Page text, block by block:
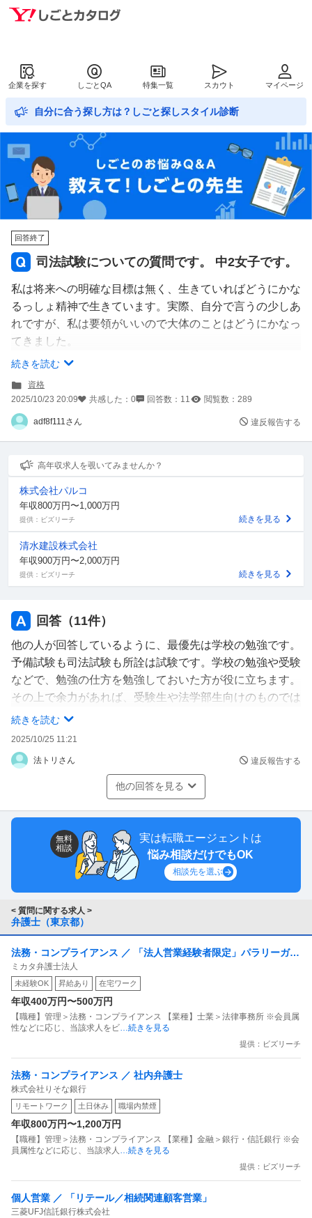
企業を探す しごとQA 特集一覧 スカウト マイページ
自分に合う探し方は？しごと探しスタイル診断
回答終了
司法試験についての質問です。 中2女子です。
私は将来への明確な目標は無く、生きていればどうにかな
るっしょ精神で生きています。実際、自分で言うの少しあ
れですが、私は要領がいいので大体のことはどうにかなっ
てきました。
ですが最近将来のことに不安になってきました。そこで将
って思いました。
元々、弁護士に多少の興味はあったこともあり、将来の夢
は弁護士(仮)にしよう！と思いました。
そこで将来の夢に向けて色々調べてみると、弁護士になる
ためには司法試験予備試験を受け、その後司法試験を受け
ることができると知りました。
正直、大学に入ってそのまま司法試験を受けた方がいいの
かもしれないけど、私の家庭環境や住んでる場所的に前者
の予備試験を受けた方がいいと思いました。
でも夢だ。なんだと騒ぐばかりで何もしないのは嫌なので
しっかり勉強しようと思いました。
でも何から始めればいいのかさっぱり！
・憲法 •民法 •刑法 •商法 •民事訴訟法
•刑事訴訟法 •行政法
・英語 ・理論的思考 ・社会・人文科学
・数学・自然科学の基礎
何から勉強すればいいの？
何を参考にすればいいの？
どういう風に勉強するべきなの？
何を覚えればいいの？
学校の勉強だってあるのにどうすればいいの！？
私が軽口叩いてるのもちゃんと理解しています。試験を受
けることによってたくさんの費用やその勉強代にも結構な
額がかかることも理解しています。 かるーく考えた夢で
はあるけどしっかりやれることはやりたいと思いました。
なのでどなたか教えてください。どのように勉強すればい
いのですか？司法試験を受けた方が参考にした本など、な
んでもいいので勉強の手がかりとなることを教えて欲しい
です。
長文失礼しました。ご回答よろしくお願いします！
続きを読む
資格
2025/10/23 20:09
共感した： 0 回答数： 11 閲覧数： 289
adf8f111さん 違反報告する
高年収求人を覗いてみませんか？
株式会社パルコ
年収800万円〜1,000万円
提供：ビズリーチ 続きを見る
清水建設株式会社
年収900万円〜2,000万円
提供：ビズリーチ 続きを見る
回答（11件）
他の人が回答しているように、最優先は学校の勉強です。
予備試験も司法試験も所詮は試験です。学校の勉強や受験
などで、勉強の仕方を勉強しておいた方が役に立ちます。
その上で余力があれば、受験生や法学部生向けのものでは
なく、一般向けに法律を説明しているような本を読んで、
続きを読む
2025/10/25 11:21
法トリさん 違反報告する
他の回答を見る
無料
相談
実は転職エージェントは
悩み相談だけでもOK
相談先を選ぶ
< 質問に関する求人 >
弁護士（東京都）
法務・コンプライアンス ／ 「法人営業経験者限定」パラリーガル
として法律事務のプロを目指しませんか？（土日祝休・在宅勤務
可・サポート体制・資格支援充実・8月東京駅移転予定）
ミカタ弁護士法人
未経験OK 昇給あり 在宅ワーク
年収400万円〜500万円
【職種】管理＞法務・コンプライアンス 【業種】士業＞法律事務所 ※会員属
性などに応じ、当該求人をビ…続きを見る
提供：ビズリーチ
法務・コンプライアンス ／ 社内弁護士
株式会社りそな銀行
リモートワーク 土日休み 職場内禁煙
年収800万円〜1,200万円
【職種】管理＞法務・コンプライアンス 【業種】金融＞銀行・信託銀行 ※会
員属性などに応じ、当該求人 …続きを見る
提供：ビズリーチ
個人営業 ／ 「リテール／相続関連顧客営業」
三菱UFJ信託銀行株式会社